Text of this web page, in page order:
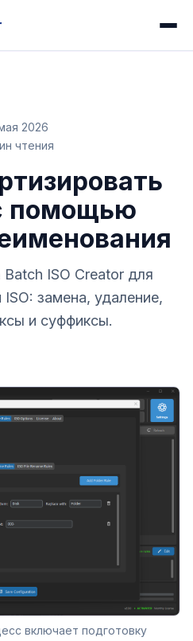
2026
чтения
помощью
ISO Creator для
замена, удаление,
и суффиксы.
включает подготовку